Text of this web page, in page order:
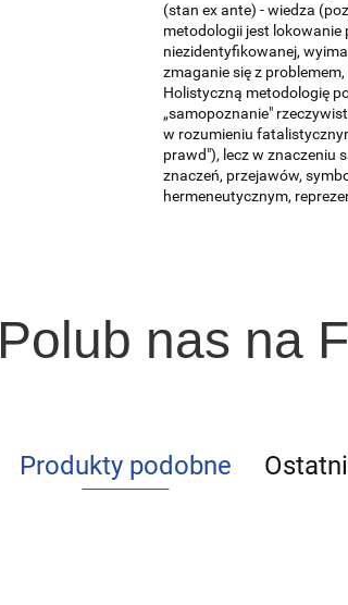
(stan ex ante) - wiedza
metodologii jest lokowanie
niezidentyfikowanej,
zmaganie się z
Holistyczną metodologię
„samopoznanie"
w rozumieniu
prawd"), lecz w znaczeniu
znaczeń, przejawów,
hermeneutycznym,
Polub nas na
Produkty podobne